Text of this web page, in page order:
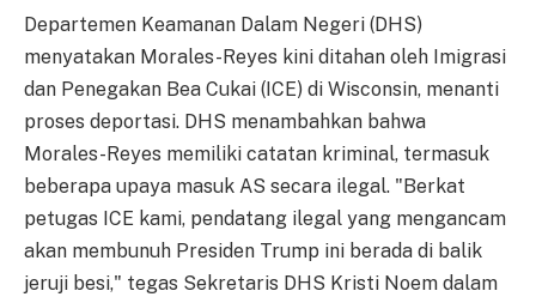
Departemen Keamanan Dalam Negeri (DHS)
menyatakan Morales-Reyes kini ditahan oleh Imigrasi
dan Penegakan Bea Cukai (ICE) di Wisconsin, menanti
proses deportasi. DHS menambahkan bahwa
Morales-Reyes memiliki catatan kriminal, termasuk
beberapa upaya masuk AS secara ilegal. "Berkat
petugas ICE kami, pendatang ilegal yang mengancam
akan membunuh Presiden Trump ini berada di balik
jeruji besi," tegas Sekretaris DHS Kristi Noem dalam